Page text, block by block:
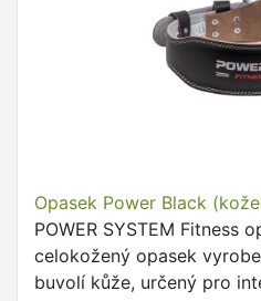
Opasek Power Black
POWER SYSTEM Fitness
celokožený opasek
buvolí kůže, určený pro